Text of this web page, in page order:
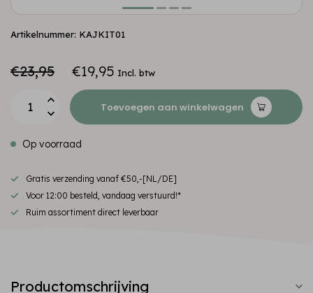
Artikelnummer: KAJKIT01
€23,95 €19,95 Incl. btw
Toevoegen aan winkelwagen
Op voorraad
Gratis verzending vanaf €50,-[NL/DE]
Voor 12:00 besteld, vandaag verstuurd!*
Ruim assortiment direct leverbaar
Productomschrijving